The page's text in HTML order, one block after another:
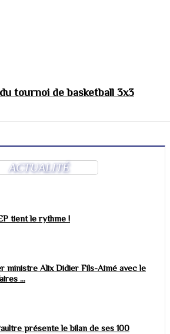
tournoi de basketball 3x3
ACTUALITÉ
tient le rythme !
ministre Alix Didier Fils-Aimé avec le
...
présente le bilan de ses 100